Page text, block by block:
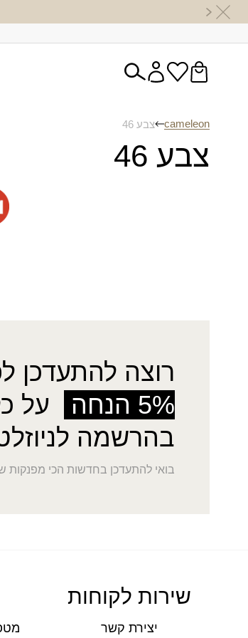
cameleon צבע 46
צבע 46
רוצה להתעדכן
5% הנחה
על
בהרשמה
בואי להתעדכן בחדשות הכי מפנקות
שירות לקוחות
יצירת קשר